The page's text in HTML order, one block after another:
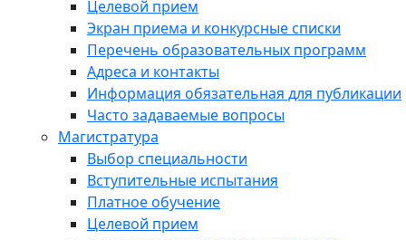
Целевой прием
Экран приема и конкурсные списки
Перечень образовательных программ
Адреса и контакты
Информация обязательная для публикации
Часто задаваемые вопросы
Магистратура
Выбор специальности
Вступительные испытания
Платное обучение
Целевой прием